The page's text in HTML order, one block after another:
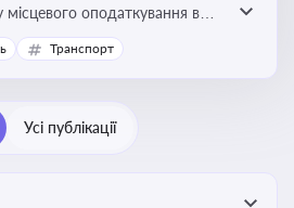
оподаткування в
збір, плату за
земельні ділянки, за паркування транспорту
Транспорт
Усі публікації